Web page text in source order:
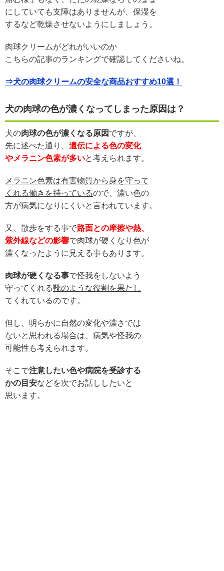
にしていても支障はありませんが、保湿を
するなど乾燥させないようにしましょう。
肉球クリームがどれがいいのか
こちらの記事のランキングで確認してくださいね。
⇒犬の肉球クリームの安全な商品おすすめ10選！
犬の肉球の色が濃くなってしまった原因は？
犬の肉球の色が濃くなる原因 ですが、
先に述べた通り、 遺伝による色の変化
やメラニン色素が多いと考えられます。
メラニン色素は有害物質から身を守って
くれる働きを持っているので、濃い色の
方が病気になりにくいと言われています。
又、散歩をする事で路面との摩擦や熱、
紫外線などの影響で肉球が硬くなり色が
濃くなったように見える事もあります。
肉球が硬くなる事で怪我をしないよう
守ってくれる靴のような役割を果たし
てくれているのです。
但し、明らかに自然の変化や濃さでは
ないと思われる場合は、病気や怪我の
可能性も考えられます。
そこで注意したい色や病院を受診する
かの目安などを次でお話ししたいと
思います。